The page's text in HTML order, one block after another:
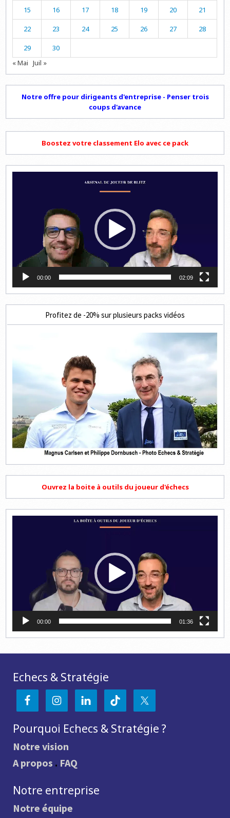
15 16 17 18 19 20 21
22 23 24 25 26 27 28
29
30
« Mai Juil »
Notre offre pour dirigeants d'entreprise - Penser trois
coups d'avance
Boostez votre classement Elo avec ce pack
00:00 02:09
Profitez de -20% sur plusieurs packs vidéos
Ouvrez la boite à outils du joueur d'échecs
00:00 01:36
Echecs & Stratégie
Pourquoi Echecs & Stratégie ?
Notre vision
A propos . FAQ
Notre entreprise
Notre équipe